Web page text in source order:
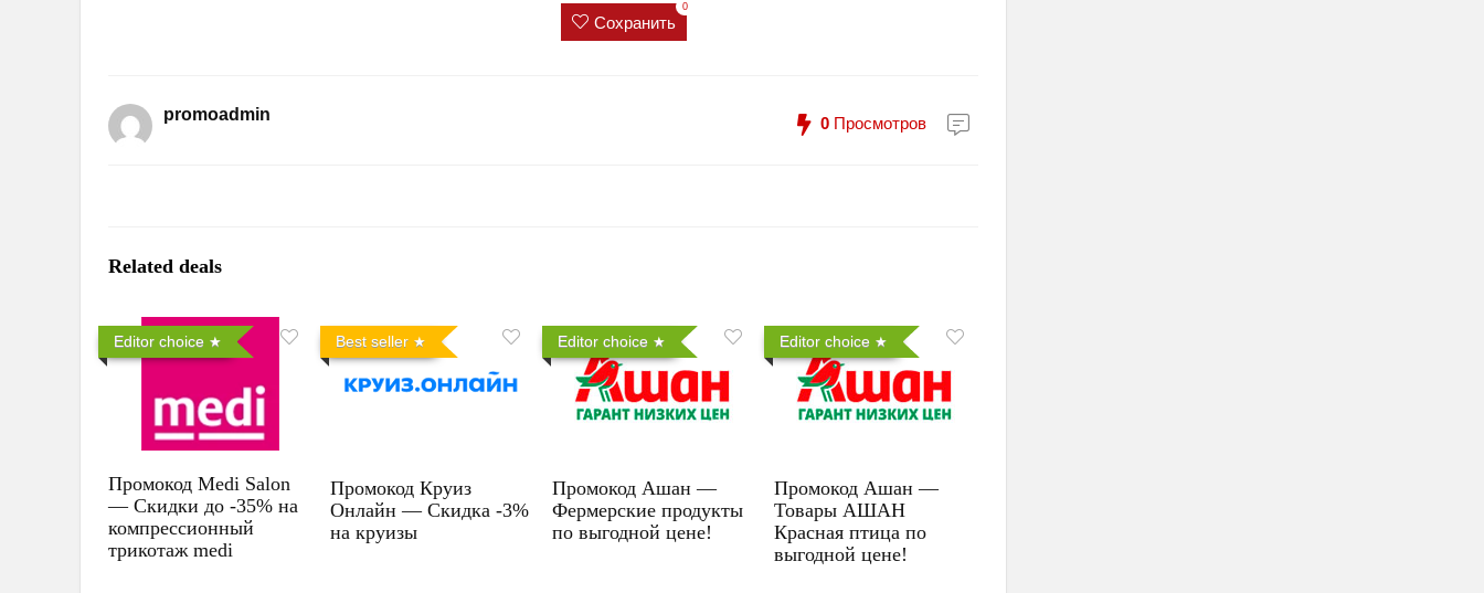
Сохранить
0
promoadmin 0 Просмотров
Related deals
Editor choice
Промокод Medi Salon
— Скидки до -35% на
компрессионный
трикотаж medi
Best seller
Промокод Круиз
Онлайн — Скидка -3%
на круизы
Editor choice
Промокод Ашан —
Фермерские продукты
по выгодной цене!
Editor choice
Промокод Ашан —
Товары АШАН
Красная птица по
выгодной цене!